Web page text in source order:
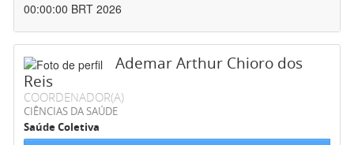
00:00:00 BRT 2026
Ademar Arthur Chioro dos
Reis
COORDENADOR(A)
CIÊNCIAS DA SAÚDE
Saúde Coletiva